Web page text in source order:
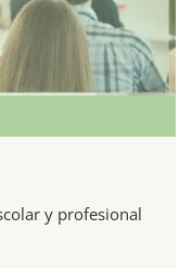
y profesional